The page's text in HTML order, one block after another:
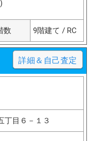
数 9階建て / RC
詳細＆自己査定
丁目６－１３